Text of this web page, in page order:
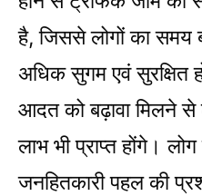
है, जिससे लोगों का
अधिक सुगम एवं सुरक्षित
आदत को बढ़ावा मिलने से
लाभ भी प्राप्त होंगे।
जनहितकारी पहल की